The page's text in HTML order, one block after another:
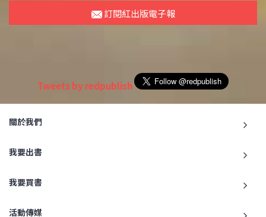
訂閱紅出版電子報
Tweets by redpublish
關於我們
我要出書
我要買書
活動傳媒